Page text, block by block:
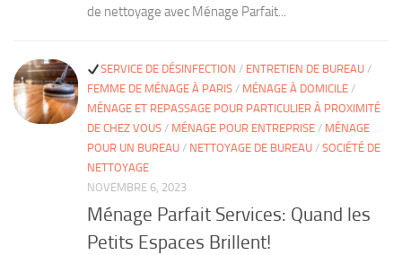
de nettoyage avec Ménage Parfait...
SERVICE DE DÉSINFECTION / ENTRETIEN DE BUREAU/
FEMME DE MÉNAGE À PARIS / MÉNAGE À DOMICILE /
MÉNAGE ET REPASSAGE POUR PARTICULIER À PROXIMITÉ
DE CHEZ VOUS / MÉNAGE POUR ENTREPRISE / MÉNAGE
POUR UN BUREAU / NETTOYAGE DE BUREAU / SOCIÉTÉ DE
NETTOYAGE
NOVEMBRE 6, 2023
Ménage Parfait Services: Quand les
Petits Espaces Brillent!